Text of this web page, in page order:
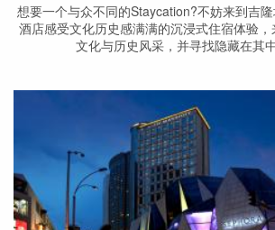
想要一个与众不同的Staycation?不妨来到吉
酒店感受文化历史感满满的沉浸式住宿体验
文化与历史风采，并寻找隐藏在其中